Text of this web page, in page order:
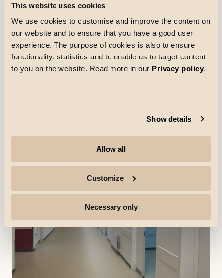
This website uses cookies
We use cookies to customise and improve the content on
our website and to ensure that you have a good user
experience. The purpose of cookies is also to ensure
functionality, statistics and to enable us to target content
to you on the website. Read more in our Privacy policy.
Show details
Allow all
Customize
Necessary only
bl.a. belysningen i deres afdelinger rundt om i landet,